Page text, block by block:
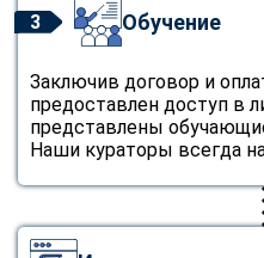
3 Обучение
Заключив договор и
предоставлен доступ в
представлены
Наши кураторы всегда